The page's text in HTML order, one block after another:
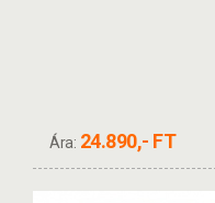
Ára: 24.890,- FT